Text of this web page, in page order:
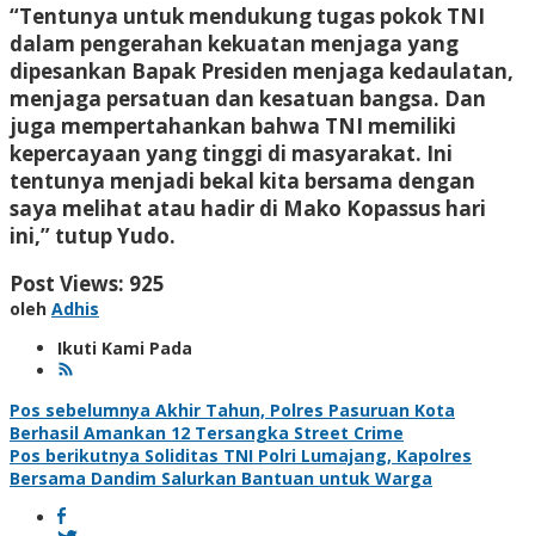
“Tentunya untuk mendukung tugas pokok TNI
dalam pengerahan kekuatan menjaga yang
dipesankan Bapak Presiden menjaga kedaulatan,
menjaga persatuan dan kesatuan bangsa. Dan
juga mempertahankan bahwa TNI memiliki
kepercayaan yang tinggi di masyarakat. Ini
tentunya menjadi bekal kita bersama dengan
saya melihat atau hadir di Mako Kopassus hari
ini,” tutup Yudo.
Post Views: 925
oleh Adhis
Ikuti Kami Pada
Navigasi
pos
Pos sebelumnya Akhir Tahun, Polres Pasuruan Kota
Berhasil Amankan 12 Tersangka Street Crime
Pos berikutnya Soliditas TNI Polri Lumajang, Kapolres
Bersama Dandim Salurkan Bantuan untuk Warga